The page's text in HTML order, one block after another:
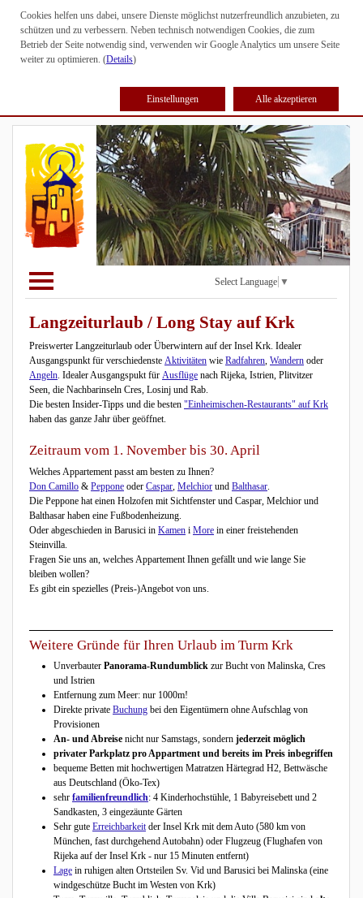
Cookies helfen uns dabei, unsere Dienste möglichst nutzerfreundlich anzubieten, zu
schützen und zu verbessern. Neben technisch notwendigen Cookies, die zum
Betrieb der Seite notwendig sind, verwenden wir Google Analytics um unsere Seite
weiter zu optimieren. (Details)
Einstellungen Alle akzeptieren
Select Language ▼
Langzeiturlaub / Long Stay auf Krk
Preiswerter Langzeiturlaub oder Überwintern auf der Insel Krk. Idealer
Ausgangspunkt für verschiedenste Aktivitäten wie Radfahren, Wandern oder
Angeln. Idealer Ausgangspukt für Ausflüge nach Rijeka, Istrien, Plitvitzer
Seen, die Nachbarinseln Cres, Losinj und Rab.
Die besten Insider-Tipps und die besten "Einheimischen-Restaurants" auf Krk
haben das ganze Jahr über geöffnet.
Zeitraum vom 1. November bis 30. April
Welches Appartement passt am besten zu Ihnen?
Don Camillo & Peppone oder Caspar Melchior und Balthasar
Die Peppone hat einen Holzofen mit Sichtfenster und Caspar, Melchior und
Balthasar haben eine Fußbodenheizung.
Oder abgeschieden in Barusici in Kamen i More in einer freistehenden
Steinvilla.
Fragen Sie uns an, welches Appartement Ihnen gefällt und wie lange Sie
bleiben wollen?
Es gibt ein spezielles (Preis-)Angebot von uns.
Weitere Gründe für Ihren Urlaub im Turm Krk
Unverbauter Panorama-Rundumblick zur Bucht von Malinska, Cres
und Istrien
Entfernung zum Meer: nur 1000m!
Direkte private Buchung bei den Eigentümern ohne Aufschlag von
Provisionen
An- und Abreise nicht nur Samstags, sondern jederzeit möglich
privater Parkplatz pro Appartment und bereits im Preis inbegriffen
bequeme Betten mit hochwertigen Matratzen Härtegrad H2, Bettwäsche
aus Deutschland (Öko-Tex)
sehr familienfreundlich: 4 Kinderhochstühle, 1 Babyreisebett und 2
Sandkasten, 3 eingezäunte Gärten
Sehr gute Erreichbarkeit der Insel Krk mit dem Auto (580 km von
München, fast durchgehend Autobahn) oder Flugzeug (Flughafen von
Rijeka auf der Insel Krk - nur 15 Minuten entfernt)
Lage in ruhigen alten Ortsteilen Sv. Vid und Barusici bei Malinska (eine
windgeschütze Bucht im Westen von Krk)